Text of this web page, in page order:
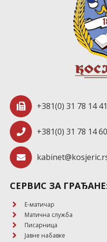
+381(0) 31 78 14 41
+381(0) 31 78 14 60
СЕРВИС ЗА
E-матичар
Матична служба
Писарница
Јавне набавке